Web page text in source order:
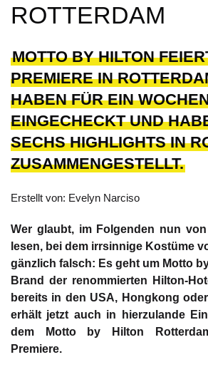
ROTTERDAM
MOTTO BY HILTON
PREMIERE IN
HABEN FÜR EIN
EINGECHECKT UND
SECHS HIGHLIGHTS IN
ZUSAMMENGESTELLT.
Erstellt von: Evelyn Narciso
Wer glaubt, im Folgenden nun
lesen, bei dem irrsinnige Kostüme
gänzlich falsch: Es geht um Motto
Brand der renommierten Hilton-
bereits in den USA, Hongkong
erhält jetzt auch in hierzulande
dem Motto by Hilton
Premiere.